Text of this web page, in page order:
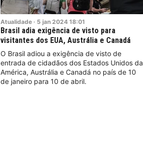
Atualidade · 5 jan 2024 18:01
Brasil adia exigência de visto para
visitantes dos EUA, Austrália e Canadá
O Brasil adiou a exigência de visto de
entrada de cidadãos dos Estados Unidos da
América, Austrália e Canadá no país de 10
de janeiro para 10 de abril.